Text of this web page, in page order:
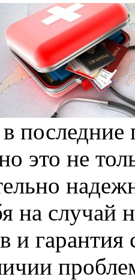
последние
это не
на случай
и